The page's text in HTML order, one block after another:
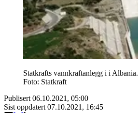
Statkrafts vannkraftanlegg i i Albania.
Foto: Statkraft
Publisert 06.10.2021, 05:00
Sist oppdatert 07.10.2021, 16:45